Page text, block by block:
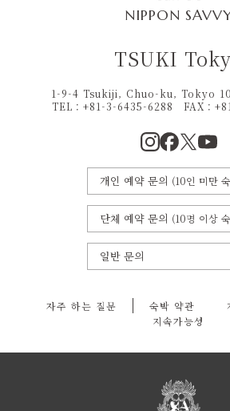
NIPPON
TSUKI
1-9-4 Tsukiji, Chuo-ku, Tokyo
TEL：+81-3-6435-6288
FAX：
개인 예약 문의 (10인 미만
단체 예약 문의 (10명 이상
일반 문의
자주 하는 질문 숙박 약관
지속가능성